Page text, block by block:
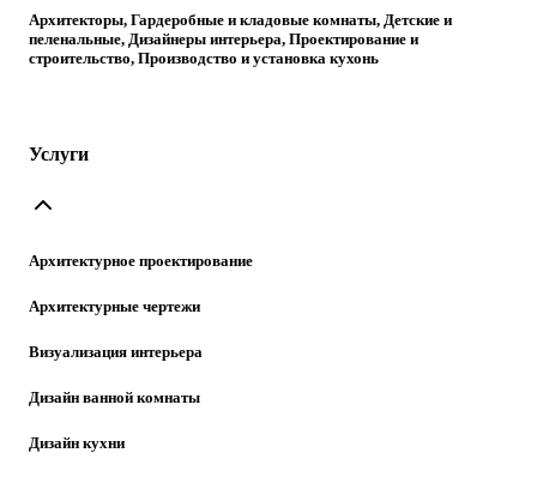
Архитекторы, Гардеробные и кладовые комнаты, Детские и
пеленальные, Дизайнеры интерьера, Проектирование и
строительство, Производство и установка кухонь
Услуги
Архитектурное проектирование
Архитектурные чертежи
Визуализация интерьера
Дизайн ванной комнаты
Дизайн кухни